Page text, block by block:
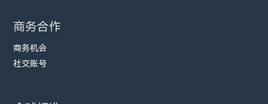
商务合作
商务机会
社交账号